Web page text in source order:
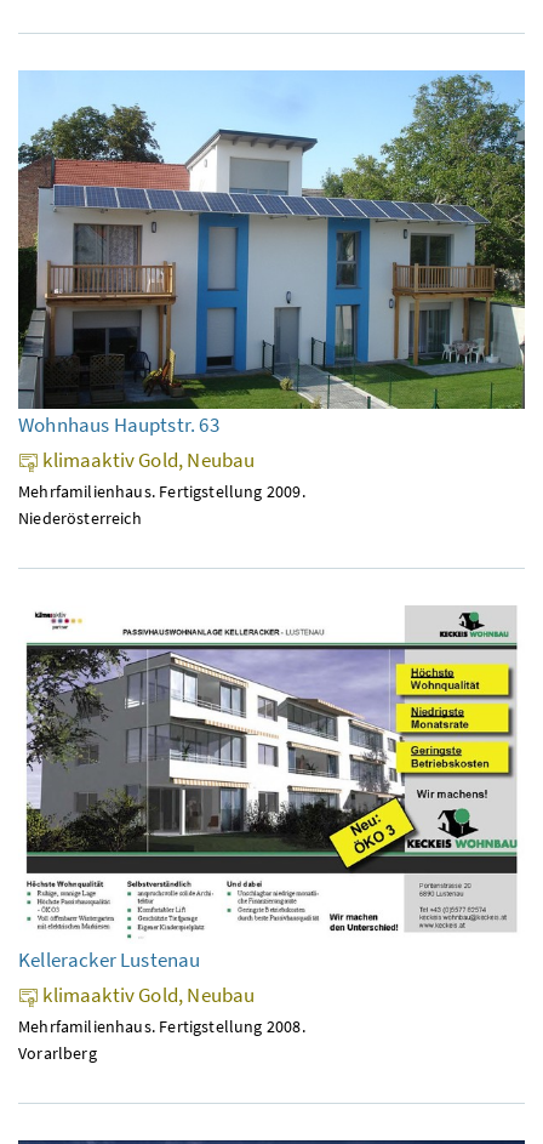
Wohnhaus Hauptstr. 63
klimaaktiv Gold, Neubau
Mehrfamilienhaus. Fertigstellung 2009.
Niederösterreich
Kelleracker Lustenau
klimaaktiv Gold, Neubau
Mehrfamilienhaus. Fertigstellung 2008.
Vorarlberg